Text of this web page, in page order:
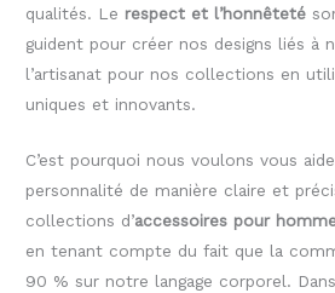
qualités. Le respect et l’honnêteté
guident pour créer nos designs liés à
l’artisanat pour nos collections en
uniques et innovants.
C’est pourquoi nous voulons vous
personnalité de manière claire et
collections d’accessoires pour
en tenant compte du fait que la
90 % sur notre langage corporel.